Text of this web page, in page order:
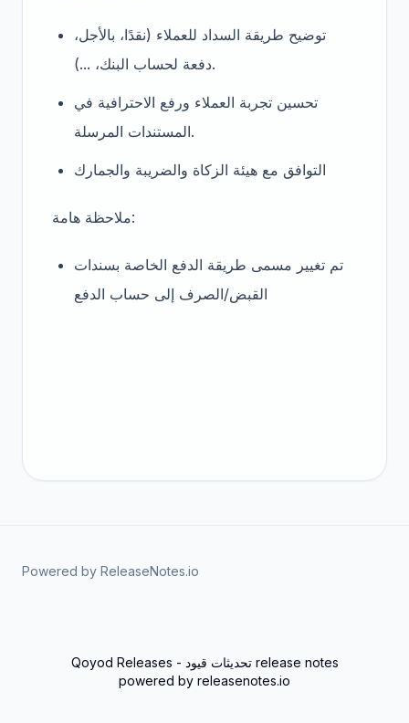
توضيح طريقة السداد للعملاء (نقدًا، بالأجل،
دفعة لحساب البنك، ...).
تحسين تجربة العملاء ورفع الاحترافية في
المستندات المرسلة.
التوافق مع هيئة الزكاة والضريبة والجمارك
ملاحظة هامة:
تم تغيير مسمى طريقة الدفع الخاصة بسندات
القبض/الصرف إلى حساب الدفع
Powered by ReleaseNotes.io
Qoyod Releases - تحديثات قيود release notes
powered by releasenotes.io